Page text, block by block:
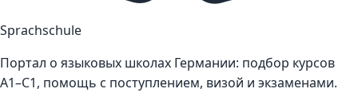
Sprachschule
Портал о языковых школах Германии: подбор курсов
A1–C1, помощь с поступлением, визой и экзаменами.